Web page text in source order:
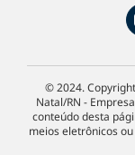
© 2024.
Natal/RN -
conteúdo desta
meios eletrônicos